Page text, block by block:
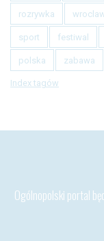
rozrywka
sport festiwal
polska zabawa
Index tagów
Ogólnopolski portal